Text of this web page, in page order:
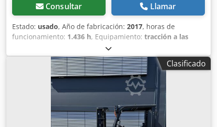
Consultar Llamar
Estado: usado, Año de fabricación: 2017, horas de
funcionamiento: 1.436 h, Equipamiento: tracción a las
, Ofrecemos una máquina E85 poco común,
no procedente de una empresa de construcción pequeña,
con aire acondicionado. * BRAZO EXTENDIBLE con
PINZA/DEDO * Pala hidráulica para excavación, disponible
como opción, en stock con un precio adicional justo. *
Procedente de una empresa de construcción pequeña. *
Modelo para el mercado alemán. * Solo 1350 horas de
funcionamiento. * Orugas de goma. * Revisión general en
Clasificado